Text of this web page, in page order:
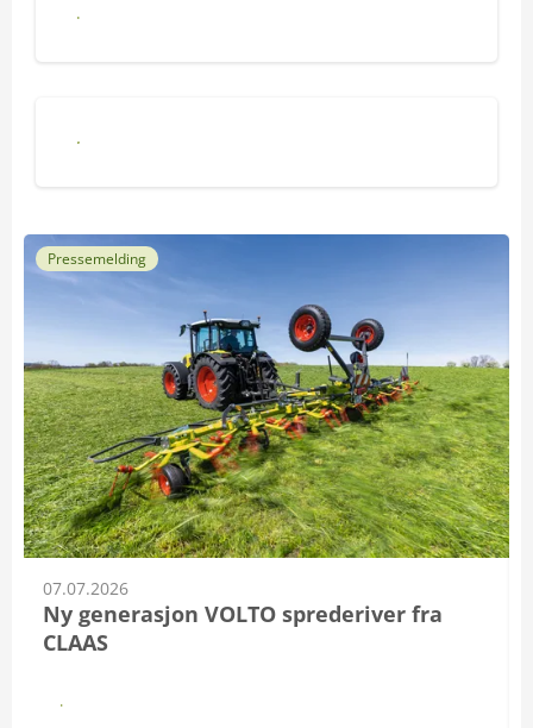
Faglig påfyll
Arrangementer
Pressemelding
07.07.2026
Ny generasjon VOLTO sprederiver fra
CLAAS
Les